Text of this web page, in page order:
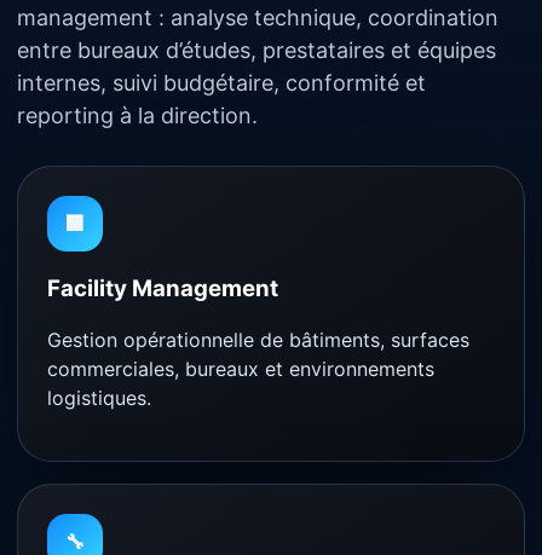
management : analyse technique, coordination
entre bureaux d’études, prestataires et équipes
internes, suivi budgétaire, conformité et
reporting à la direction.
🏢
Facility Management
Gestion opérationnelle de bâtiments, surfaces
commerciales, bureaux et environnements
logistiques.
🔧